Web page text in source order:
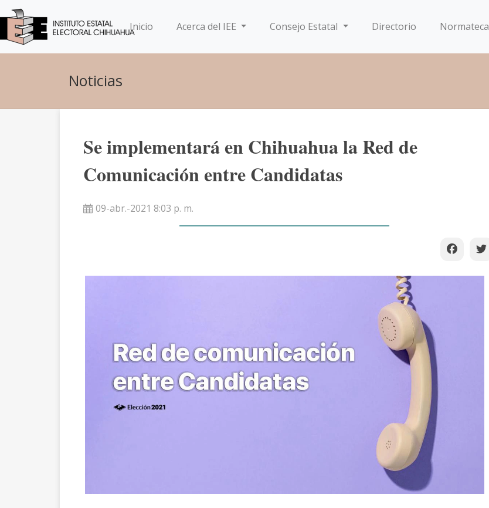
Inicio(current)Acerca del IEE Consejo Estatal Directorio Normateca
Noticias
Se implementará en Chihuahua la Red de
Comunicación entre Candidatas
09-abr.-2021 8:03 p. m.